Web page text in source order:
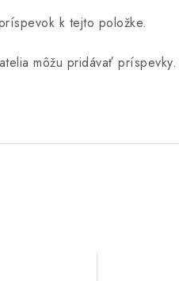
k tejto položke.
môžu pridávať